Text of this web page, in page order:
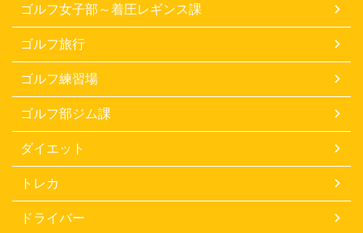
ゴルフ女子部～着圧レギンス課
ゴルフ旅行
ゴルフ練習場
ゴルフ部ジム課
ダイエット
トレカ
ドライバー